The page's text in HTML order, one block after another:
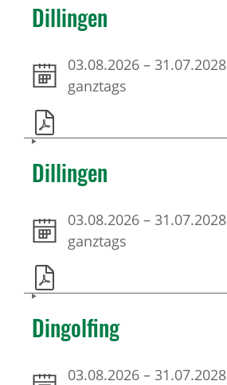
Dillingen
03.08.2026 – 31.07.2028
ganztags
Dillingen
03.08.2026 – 31.07.2028
ganztags
Dingolfing
03.08.2026 – 31.07.2028